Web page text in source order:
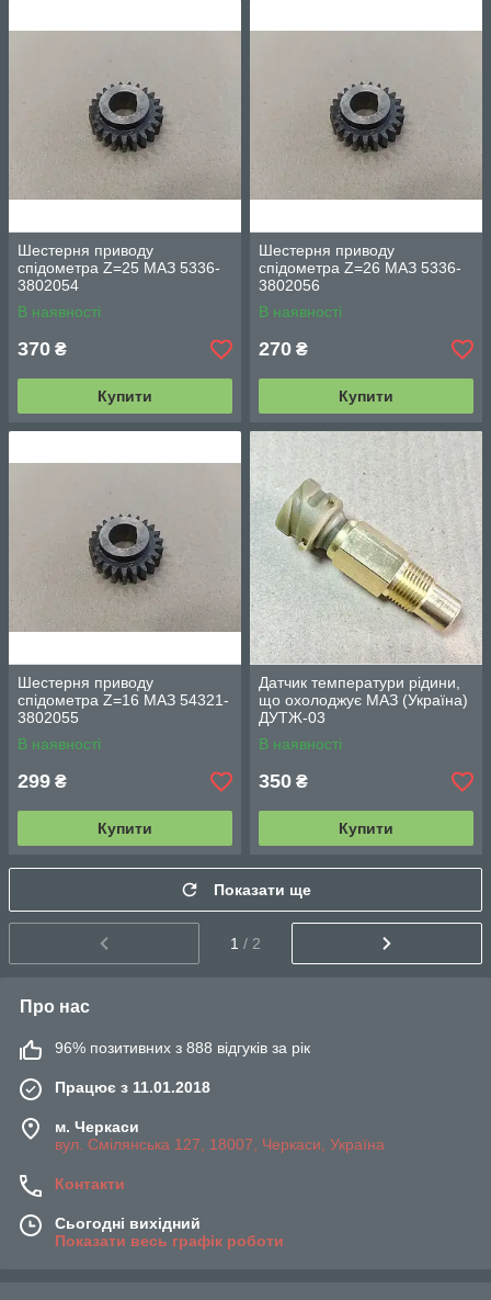
Шестерня приводу
спідометра Z=25 МАЗ 5336-
3802054
В наявності
370 ₴
Купити
Шестерня приводу
спідометра Z=26 МАЗ 5336-
3802056
В наявності
270 ₴
Купити
Шестерня приводу
спідометра Z=16 МАЗ 54321-
3802055
В наявності
299 ₴
Купити
Датчик температури рідини,
що охолоджує МАЗ (Україна)
ДУТЖ-03
В наявності
350 ₴
Купити
Показати ще
1 / 2
Про нас
96% позитивних з 888 відгуків за рік
Працює з 11.01.2018
м. Черкаси
вул. Смілянська 127, 18007, Черкаси, Україна
Контакти
Сьогодні вихідний
Показати весь графік роботи